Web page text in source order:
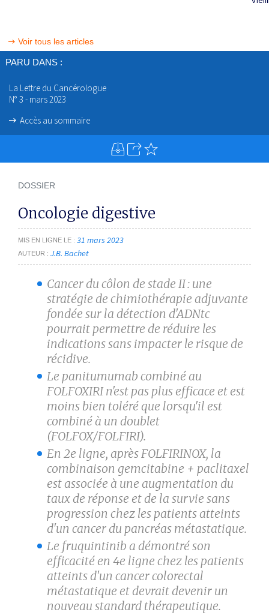
Voir tous les articles
PARU DANS :
La Lettre du Cancérologue
N° 3 - mars 2023
Accès au sommaire
DOSSIER
Oncologie digestive
MIS EN LIGNE LE 31 mars 2023
AUTEUR J.B. Bachet
Cancer du côlon de stade II : une
stratégie de chimiothérapie adjuvante
fondée sur la détection d'ADNtc
pourrait permettre de réduire les
indications sans impacter le risque de
récidive.
Le panitumumab combiné au
FOLFOXIRI n'est pas plus efficace et est
moins bien toléré que lorsqu'il est
combiné à un doublet
(FOLFOX/FOLFIRI).
En 2e ligne, après FOLFIRINOX, la
combinaison gemcitabine + paclitaxel
est associée à une augmentation du
taux de réponse et de la survie sans
progression chez les patients atteints
d'un cancer du pancréas métastatique.
Le fruquintinib a démontré son
efficacité en 4e ligne chez les patients
atteints d'un cancer colorectal
métastatique et devrait devenir un
nouveau standard thérapeutique.